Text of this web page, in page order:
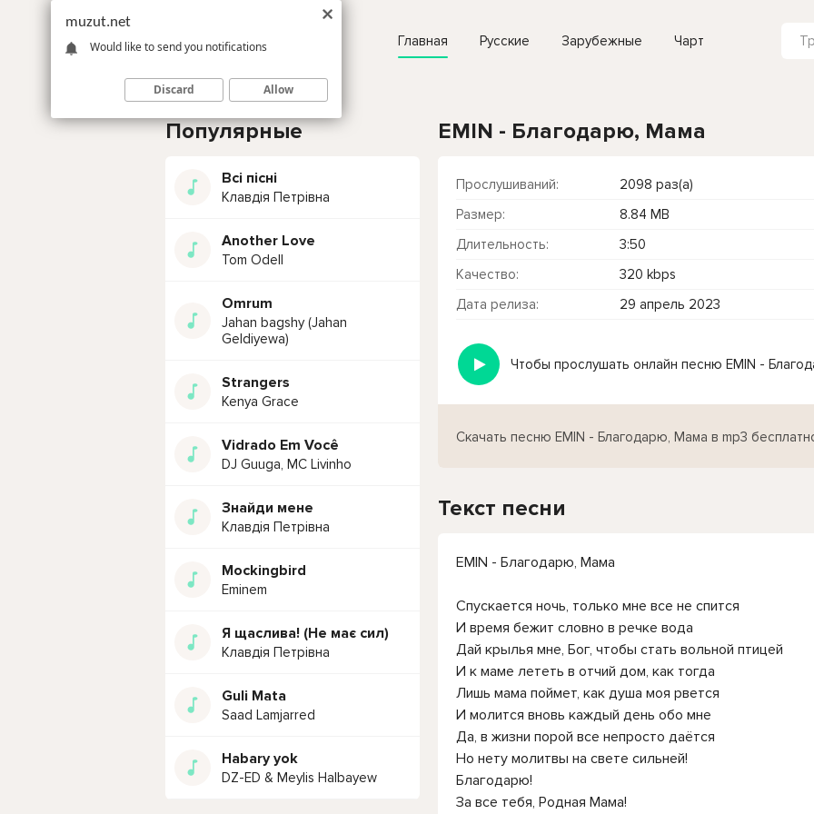
Главная Русские Зарубежные Чарт
Популярные
Всі пісні
Клавдія Петрівна
Another Love
Tom Odell
Omrum
Jahan bagshy (Jahan
Geldiyewa)
Strangers
Kenya Grace
Vidrado Em Você
DJ Guuga, MC Livinho
Знайди мене
Клавдія Петрівна
Mockingbird
Eminem
Я щаслива! (Не має сил)
Клавдія Петрівна
Guli Mata
Saad Lamjarred
Habary yok
DZ-ED & Meylis Halbayew
EMIN - Благодарю, Мама
Прослушиваний:
2098 раз(а)
Размер:
8.84 MB
Длительность:
3:50
Качество:
320 kbps
Дата релиза:
29 апрель 2023
Скачать песню EMIN - Благодарю, Мама в mp3
Текст песни
EMIN - Благодарю, Мама
Спускается ночь, только мне все не спится
И время бежит словно в речке вода
Дай крылья мне, Бог, чтобы стать вольной птицей
И к маме лететь в отчий дом, как тогда
Лишь мама поймет, как душа моя рвется
И молится вновь каждый день обо мне
Да, в жизни порой все непросто даётся
Но нету молитвы на свете сильней!
Благодарю!
За все тебя, Родная Мама!
muzut.net
Would like to send you notifications
Discard Allow